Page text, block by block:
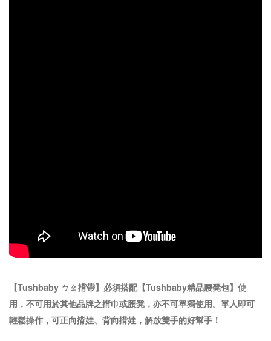
【Tushbaby ㄅㄠ揹帶】必須搭配【Tushbaby精品腰凳包】使
用，不可用於其他品牌之揹巾或腰凳，亦不可單獨使用。 單人即可
輕鬆操作，可正向揹娃、背向揹娃，解放雙手的好幫手！